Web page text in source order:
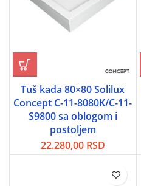
Tuš kada 80×80 Solilux
Concept C-11-8080K/C-11-
S9800 sa oblogom i
postoljem
22.280,00 RSD